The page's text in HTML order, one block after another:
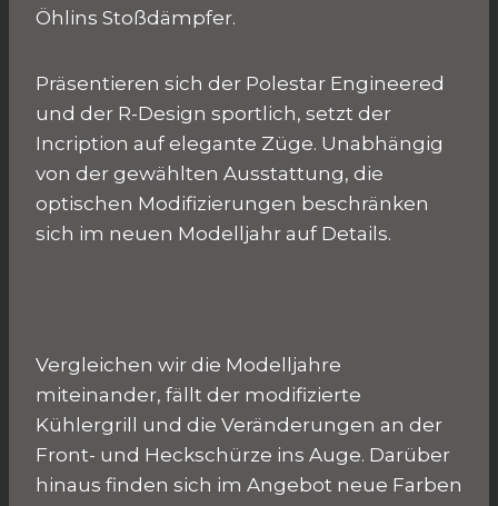
Öhlins Stoßdämpfer.
Präsentieren sich der Polestar Engineered
und der R-Design sportlich, setzt der
Incription auf elegante Züge. Unabhängig
von der gewählten Ausstattung, die
optischen Modifizierungen beschränken
sich im neuen Modelljahr auf Details.
Vergleichen wir die Modelljahre
miteinander, fällt der modifizierte
Kühlergrill und die Veränderungen an der
Front- und Heckschürze ins Auge. Darüber
hinaus finden sich im Angebot neue Farben